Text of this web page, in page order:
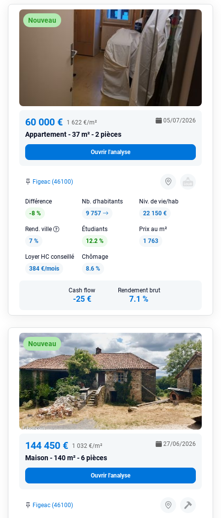
Nouveau
60 000 € 1 622 €/m²
Appartement 37 m² - 2 pièces
05/07/2026
Ouvrir l'analyse
Figeac (46100)
Différence
-8 %
Nb. d'habitants
9 757
Niv. de vie/hab
22 150 €
Rend. ville
7 %
Étudiants
12.2 %
Prix au m²
1 763
Loyer HC conseillé
384 €/mois
Chômage
8.6 %
Cash flow
-25 €
Rendement brut
7.1 %
Nouveau
144 450 € 1 032 €/m²
Maison 140 m² - 6 pièces
27/06/2026
Ouvrir l'analyse
Figeac (46100)